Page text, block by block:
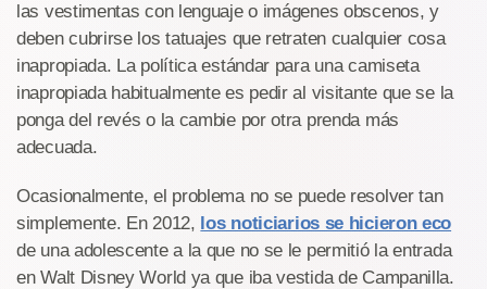
las vestimentas con lenguaje o imágenes obscenos, y
deben cubrirse los tatuajes que retraten cualquier cosa
inapropiada. La política estándar para una camiseta
inapropiada habitualmente es pedir al visitante que se la
ponga del revés o la cambie por otra prenda más
adecuada.
Ocasionalmente, el problema no se puede resolver tan
simplemente. En 2012, los noticiarios se hicieron eco
de una adolescente a la que no se le permitió la entrada
en Walt Disney World ya que iba vestida de Campanilla.